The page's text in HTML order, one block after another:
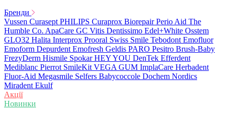
Бренди
Vussen Curasept PHILIPS Curaprox Biorepair Perio Aid The
Humble Co. ApaCare GC Vitis Dentissimo Edel+White Osstem
GLO32 Halita Interprox Prooral Swiss Smile Tebodont Emofluor
Emoform Depurdent Emofresh Geldis PARO Pesitro Brush-Baby
FrezyDerm Hismile Spokar HEY YOU DenTek Efferdent
Mediblanc Pierrot SmileKit VEGA GUM ImplaCare Herbadent
Fluor-Aid Megasmile Selfers Babycoccole Dochem Nordics
Miradent Ekulf
Акції
Новинки